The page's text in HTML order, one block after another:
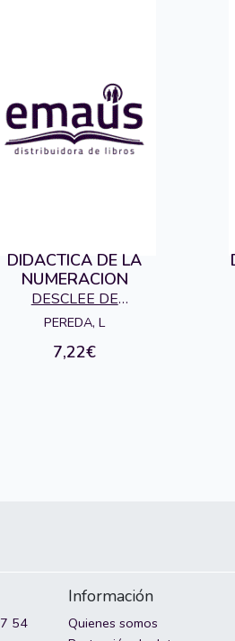
DIDACTICA DE LA
NUMERACION
DESCLEE DE
BROUWER S.A.,
EDITORIAL
PEREDA, L
7,22€
54
Información
Quienes somos